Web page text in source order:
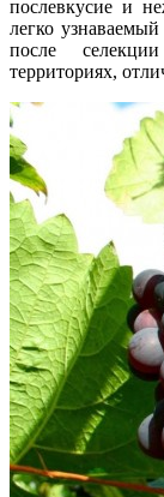
послевкусие и
легко
после
территориях,